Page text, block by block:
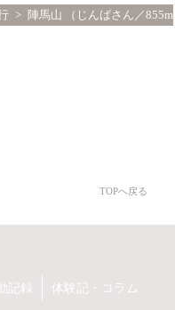
> 陣馬山 （じんばさん／855m
TOPへ戻る
記録 体験記・コラム